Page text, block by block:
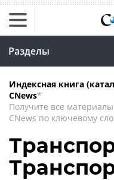
Разделы
Индексная книга
CNews*
Получите все материалы
CNews по ключевому